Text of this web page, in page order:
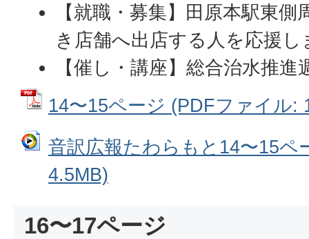
【就職・募集】田原本駅東
き店舗へ出店する人を応援し
【催し・講座】総合治水推進
14〜15ページ (PDFファイル:
音訳広報たわらもと14〜15ペ
4.5MB)
16〜17ページ